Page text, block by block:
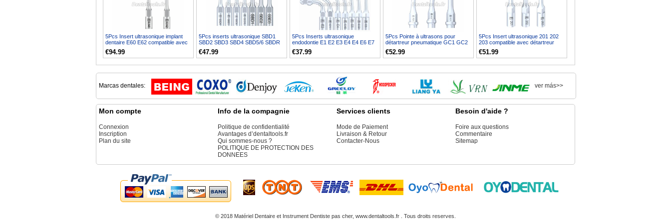
5Pcs Insert ultrasonique implant
dentaire E60 E62 compatible avec
piece a main U...
€94.99
5Pcs inserts ultrasonique SBD1
SBD2 SBD3 SBD4 SBD5/6 SBDR
SBDL SBD7L SBD7R compa...
€47.99
5Pcs Inserts ultrasonique
endodontie E1 E2 E3 E4 E4 E6 E7
E8 E9 E10 E11 E14 E15 ...
€37.99
5Pcs Pointe à ultrasons pour
détartreur pneumatique GC1 GC2
PC1 compatible avec ...
€52.99
5Pcs Insert ultrasonique 201 202
203 compatible avec détartreur
KAVO PiezoLed
€51.99
Marcas dentales: ver más>>
Mon compte
Connexion
Inscription
Plan du site
Info de la compagnie
Politique de confidentialité
Avantages d’dentaltools.fr
Qui sommes-nous ?
POLITIQUE DE PROTECTION DES
DONNEES
Services clients
Mode de Paiement
Livraison & Retour
Contacter-Nous
Besoin d'aide ?
Foire aux questions
Commentaire
Sitemap
© 2018 Matériel Dentaire et Instrument Dentiste pas cher, www.dentaltools.fr . Tous droits reserves.